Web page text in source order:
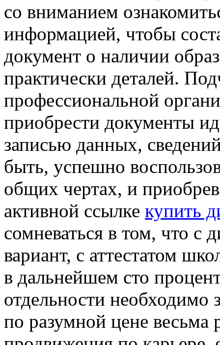
со вниманием
информацией, чтобы
документ о наличии
практически деталей.
профессиональной
приобрести документы
записью данных,
быть, успешно
общих чертах, и
активной ссылке купить
сомневаться в том, что с
вариант, с аттестатом
в дальнейшем сто
отдельности необходимо
по разумной цене весьма